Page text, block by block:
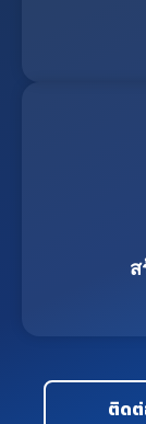
ส
ติดต่